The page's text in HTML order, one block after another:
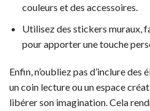
couleurs et des accessoires.
Utilisez des stickers muraux,
pour apporter une touche
Enfin, n’oubliez pas d’inclure
un coin lecture ou un espace
libérer son imagination. Cela